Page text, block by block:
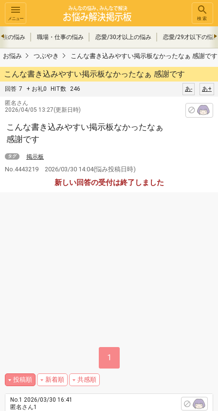
メニュー 検索
族の悩み 職場・仕事の悩み 恋愛/30才以上の悩み 恋愛/29才以下の悩
お悩み つぶやき こんな書き込みやすい掲示板なかったなぁ 感謝です
こんな書き込みやすい掲示板なかったなぁ 感謝です
回答 7 + お礼0 HIT数 246 あ+
あ-
匿名さん
2026/04/05 13:27(更新日時)
こんな書き込みやすい掲示板なかったなぁ
感謝です
タグ 掲示板
No.4443219 2026/03/30 14:04(悩み投稿日時)
新しい回答の受付は終了しました
1
投稿順 新着順 共感順
No.1 2026/03/30 16:41
匿名さん1